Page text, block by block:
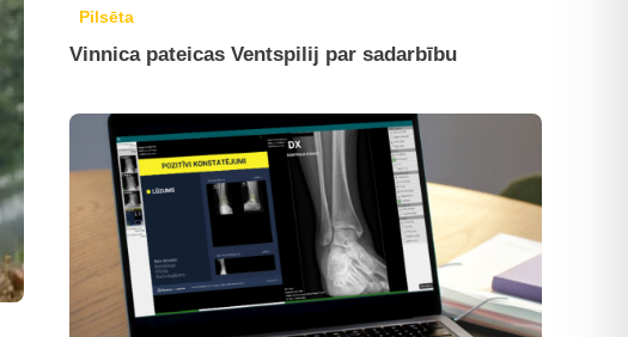
Pilsēta
Vinnica pateicas Ventspilij par sadarbību